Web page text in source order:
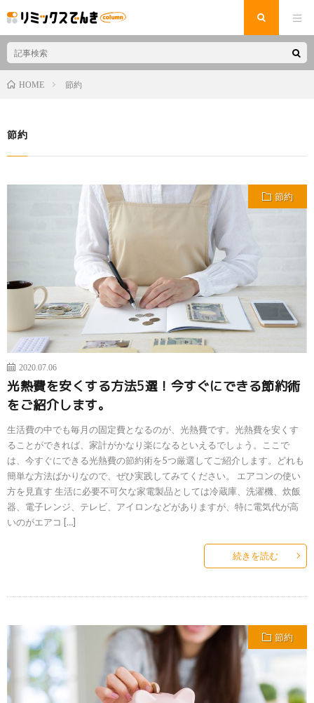
HOME 節約
節約
節約
2020.07.06
光熱費を安くする方法5選！今すぐにできる節約術
をご紹介します。
生活費の中でも毎月の固定費となるのが、光熱費です。光熱費を安くす
ることができれば、家計がかなり楽になるといえるでしょう。ここで
は、今すぐにできる光熱費の節約術を5つ厳選してご紹介します。どれも
簡単な方法ばかりなので、ぜひ実践してみてください。 エアコンの使い
方を見直す 生活に必要不可欠な家電製品としては冷蔵庫、洗濯機、炊飯
器、電子レンジ、テレビ、アイロンなどがありますが、特に電気代が高
いのがエアコ […]
続きを読む
節約